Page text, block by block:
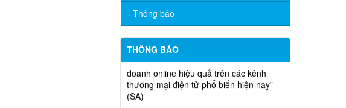
Thông báo
THÔNG BÁO
theo hình thức chỉ định
Thông báo lựa chọn nhà thầu thực
hiện gói thầu: “tổ chức tập huấn kinh
doanh online hiệu quả trên các kênh
thương mại điện tử phổ biến hiện nay”
(SA)
Thông báo điều chỉnh lịch tiếp công